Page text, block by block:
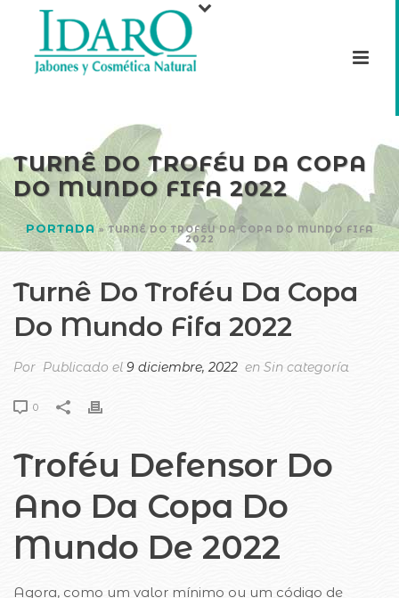
TURNÊ DO TROFÉU DA COPA
DO MUNDO FIFA 2022
PORTADA »TURNÊ DO TROFÉU DA COPA DO MUNDO FIFA
2022
Turnê Do Troféu Da Copa
Do Mundo Fifa 2022
Por Publicado el 9 diciembre, 2022 en Sin categoría
0
Troféu Defensor Do
Ano Da Copa Do
Mundo De 2022
Agora, como um valor mínimo ou um código de